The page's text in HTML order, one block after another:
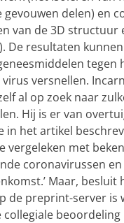
gevouwen delen) en
van de 3D structuur
De resultaten
tegen
versnellen.
al op zoek naar
Hij is er van
in het artikel
vergeleken met
coronavirussen
Maar, besluit
de preprint-server is
collegiale